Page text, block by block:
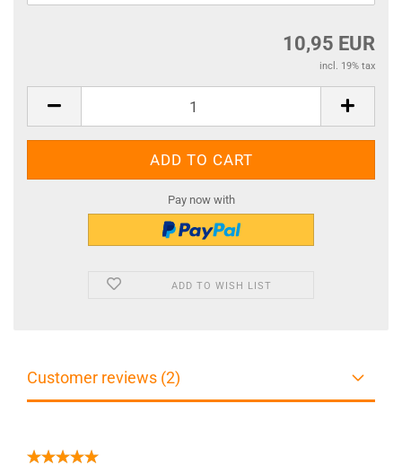
10,95 EUR
incl. 19% tax
Pay now with
ADD TO WISH LIST
Customer reviews (2)